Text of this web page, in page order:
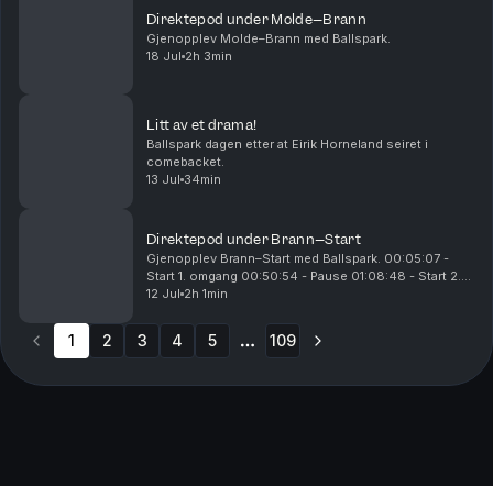
Direktepod under Molde–Brann
Gjenopplev Molde–Brann med Ballspark.
18 Jul 2h 3min
Litt av et drama!
Ballspark dagen etter at Eirik Horneland seiret i
comebacket.
13 Jul 34min
Direktepod under Brann–Start
Gjenopplev Brann–Start med Ballspark. 00:05:07 -
Start 1. omgang 00:50:54 - Pause 01:08:48 - Start 2.
omgang 01:16:04 - 0-1 til Start 01:31:20 - 1-1 til Brann
12 Jul 2h 1min
1 2 3 4 5 109